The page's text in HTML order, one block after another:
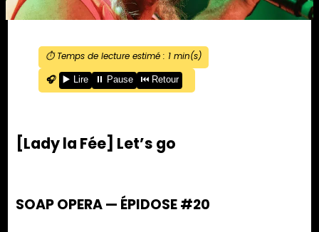
⏱️ Temps de lecture estimé : 1min(s)
🎧
▶️ Lire ⏸️ Pause ⏮️ Retour
[Lady la Fée] Let’s go
SOAP OPERA — ÉPIDOSE #20